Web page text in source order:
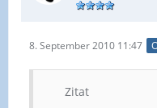
8. September 2010 11:47
Zitat